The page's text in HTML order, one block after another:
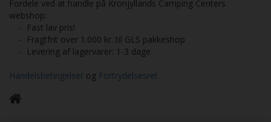
Fordele ved at handle på Kronjyllands Camping Centers
webshop:
- Fast lav pris!
- Fragtfrit over 1.000 kr. til GLS pakkeshop
- Levering af lagervarer: 1-3 dage
Handelsbetingelser og Fortrydelsesret